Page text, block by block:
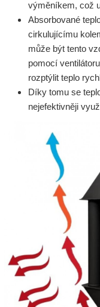
výměníkem, což
Absorbované
cirkulujícímu
může být tento
pomocí
rozptýlit teplo
Díky tomu se
nejefektivněji